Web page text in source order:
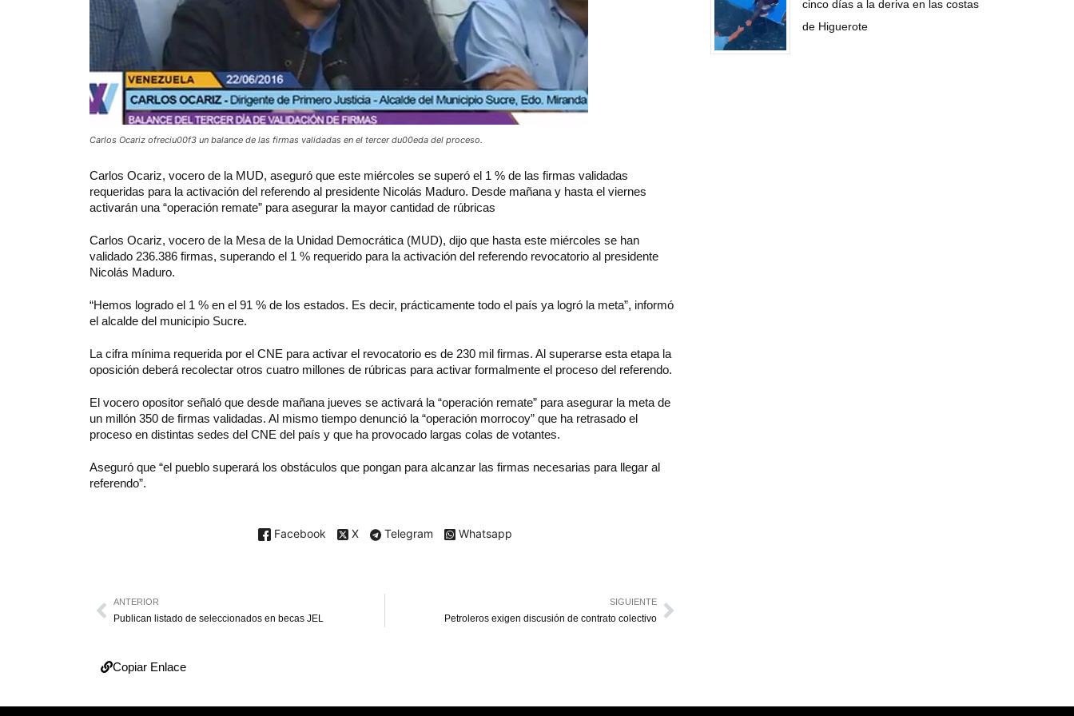
Carlos Ocariz ofreciu00f3 un balance de las firmas validadas en el tercer du00eda del proceso.
Carlos Ocariz, vocero de la MUD, aseguró que este miércoles se superó el 1 % de las firmas validadas
requeridas para la activación del referendo al presidente Nicolás Maduro. Desde mañana y hasta el viernes
activarán una “operación remate” para asegurar la mayor cantidad de rúbricas
Carlos Ocariz, vocero de la Mesa de la Unidad Democrática (MUD), dijo que hasta este miércoles se han
validado 236.386 firmas, superando el 1 % requerido para la activación del referendo revocatorio al presidente
Nicolás Maduro.
“Hemos logrado el 1 % en el 91 % de los estados. Es decir, prácticamente todo el país ya logró la meta”, informó
el alcalde del municipio Sucre.
La cifra mínima requerida por el CNE para activar el revocatorio es de 230 mil firmas. Al superarse esta etapa la
oposición deberá recolectar otros cuatro millones de rúbricas para activar formalmente el proceso del referendo.
El vocero opositor señaló que desde mañana jueves se activará la “operación remate” para asegurar la meta de
un millón 350 de firmas validadas. Al mismo tiempo denunció la “operación morrocoy” que ha retrasado el
proceso en distintas sedes del CNE del país y que ha provocado largas colas de votantes.
Aseguró que “el pueblo superará los obstáculos que pongan para alcanzar las firmas necesarias para llegar al
referendo”.
Facebook X Telegram Whatsapp
cinco días a la deriva en las costas
de Higuerote
ANTERIOR
Publican listado de seleccionados en becas JEL
SIGUIENTE
Petroleros exigen discusión de contrato colectivo
Copiar Enlace